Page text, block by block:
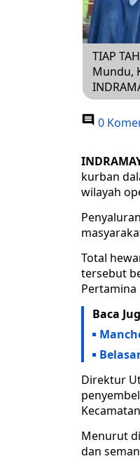
TIAP
Mundu,
0
kurban
wilayah
Total
tersebut
Baca
Direktur
Menurut
dan